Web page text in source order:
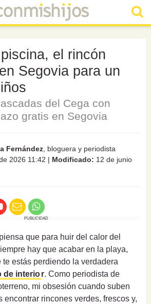
el rincón
Segovia para un
del Cega con
gratis en Segovia
Fernández , bloguera y periodista
2026 11:42 | Modificado: 12 de junio
PUBLICIDAD
que para huir del calor del
hay que acabar en la playa,
estás perdiendo la verdadera
de interior. Como periodista de
mi obsesión cuando suben
encontrar rincones verdes, frescos y,